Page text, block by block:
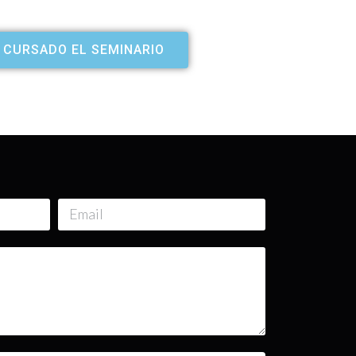
CURSADO EL SEMINARIO